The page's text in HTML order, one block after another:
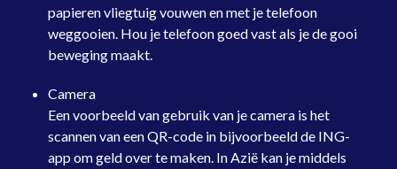
papieren vliegtuig vouwen en met je telefoon
weggooien. Hou je telefoon goed vast als je de gooi
beweging maakt.
Camera
Een voorbeeld van gebruik van je camera is het
scannen van een QR-code in bijvoorbeeld de ING-
app om geld over te maken. In Azië kan je middels